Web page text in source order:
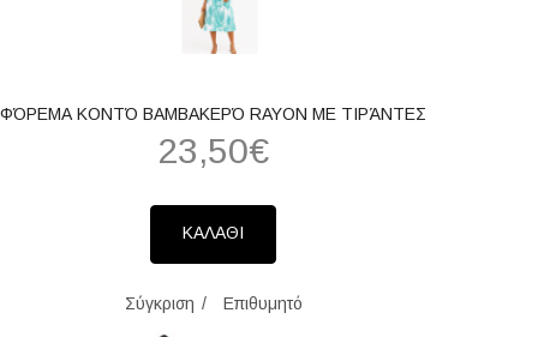
ΦΌΡΕΜΑ ΚΟΝΤΌ ΒΑΜΒΑΚΕΡΌ RAYON ΜΕ ΤΙΡΆΝΤΕΣ
23,50€
ΚΑΛΑΘΙ
Σύγκριση Επιθυμητό